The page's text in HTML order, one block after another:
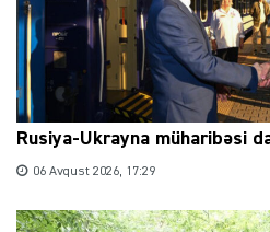
Rusiya-Ukrayna müharibəsi
06 Avqust 2026, 17:29